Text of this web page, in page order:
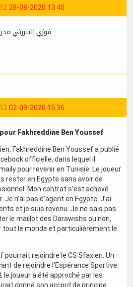
28-08-2020 13:40
فوزي البنزرتي
02-09-2020 15:36
Fakhreddine Ben Youssef
Fakhreddine Ben Youssef a publié
officielle, dans lequel il
pour revenir en Tunisie. Le joueur
rester en Egypte sans avoir de
Mon contrat s’est achevé
n’ai pas d’agent en Egypte. J’ai
et je suis revenu. Je ne sais pas
le maillot des Darawishs ou non,
tout le monde et particulièrement le
pourrait rejoindre le CS Sfaxien. Un
de rejoindre l’Espérance Sportive
le joueur a été approché par les
donné son accord de principe.